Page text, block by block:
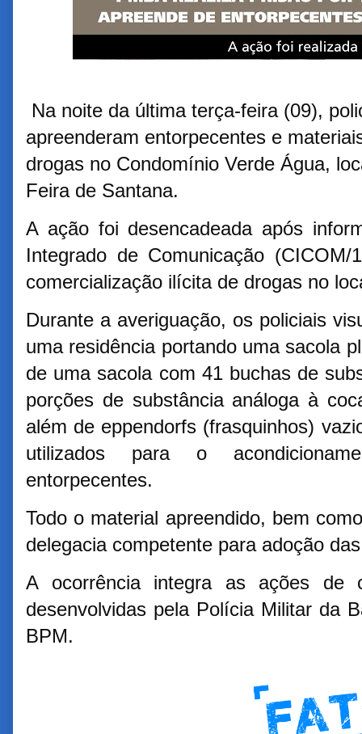
Na noite da última terça-feira (09),
apreenderam entorpecentes e
drogas no Condomínio Verde Água,
Feira de Santana.
A ação foi desencadeada após
Integrado de Comunicação
comercialização ilícita de drogas no
Durante a averiguação, os policiais
uma residência portando uma sacola
de uma sacola com 41 buchas de
porções de substância análoga à
além de eppendorfs (frasquinhos)
utilizados para o
entorpecentes.
Todo o material apreendido, bem
delegacia competente para adoção
A ocorrência integra as ações de
desenvolvidas pela Polícia Militar da
BPM.